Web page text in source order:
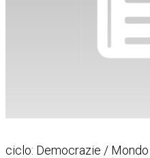
ciclo: Democrazie /